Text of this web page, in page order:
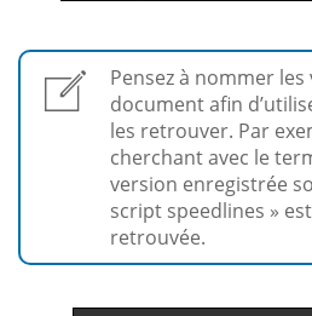
Pensez à nommer les
document afin
les retrouver. Par
cherchant avec le
version enregistrée
script speedlines »
retrouvée.